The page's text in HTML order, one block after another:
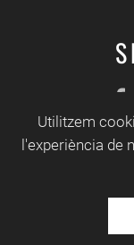
Utilitzem
l'experiència de